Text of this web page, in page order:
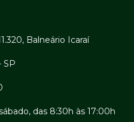
Balneário Icaraí
SP
das 8:30h às 17:00h